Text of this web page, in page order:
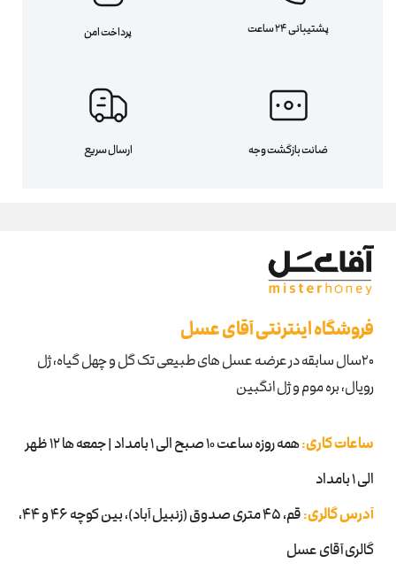
پشتیبانی 24 ساعت پرداخت امن
ضانت بازگشت وجه ارسال سریع
فروشگاه اینترنتی آقای عسل
۲۰سال سابقه در عرضه عسل های طبیعی تک گل و چهل گیاه، ژل
رویال، بره موم و ژل انگبین
ساعات کاری:
همه روزه ساعت 10 صبح الی 1 بامداد | جمعه ها 12 ظهر
الی 1 بامداد
آدرس گالری:
قم، ۴۵ متری صدوق (زنبیل آباد)، بین کوچه 46 و 44،
گالری آقای عسل